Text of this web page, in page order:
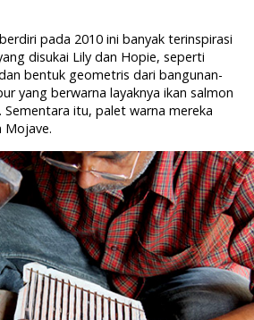
pada 2010 ini banyak terinspirasi
disukai Lily dan Hopie, seperti
bentuk geometris dari bangunan-
yang berwarna layaknya ikan salmon
Sementara itu, palet warna mereka
Mojave.